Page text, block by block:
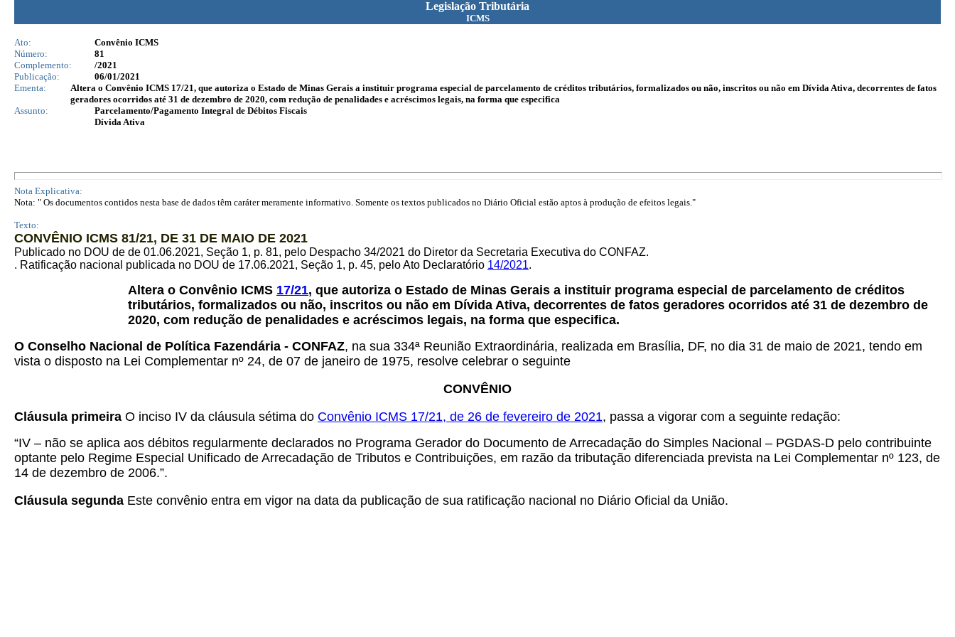
Legislação Tributária
ICMS
Ato:
Convênio ICMS
Número:
81
Complemento:
/2021
Publicação:
06/01/2021
Ementa:
Altera o Convênio ICMS 17/21, que autoriza o Estado de Minas Gerais a instituir programa especial de parcelamento de créditos tributários, formalizados ou não, inscritos ou não em Dívida Ativa, decorrentes de fatos
geradores ocorridos até 31 de dezembro de 2020, com redução de penalidades e acréscimos legais, na forma que especifica
Assunto:
Parcelamento/Pagamento Integral de Débitos Fiscais
Dívida Ativa
Nota Explicativa:
Nota: " Os documentos contidos nesta base de dados têm caráter meramente informativo. Somente os textos publicados no Diário Oficial estão aptos à produção de efeitos legais."
Texto:
CONVÊNIO ICMS 81/21, DE 31 DE MAIO DE 2021
Publicado no DOU de de 01.06.2021, Seção 1, p. 81, pelo Despacho 34/2021 do Diretor da Secretaria Executiva do CONFAZ.
. Ratificação nacional publicada no DOU de 17.06.2021, Seção 1, p. 45, pelo Ato Declaratório 14/2021.
Altera o Convênio ICMS 17/21, que autoriza o Estado de Minas Gerais a instituir programa especial de parcelamento de créditos
tributários, formalizados ou não, inscritos ou não em Dívida Ativa, decorrentes de fatos geradores ocorridos até 31 de dezembro de
2020, com redução de penalidades e acréscimos legais, na forma que especifica.
O Conselho Nacional de Política Fazendária - CONFAZ, na sua 334ª Reunião Extraordinária, realizada em Brasília, DF, no dia 31 de maio de 2021, tendo em
vista o disposto na Lei Complementar nº 24, de 07 de janeiro de 1975, resolve celebrar o seguinte
CONVÊNIO
Cláusula primeira O inciso IV da cláusula sétima do Convênio ICMS 17/21, de 26 de fevereiro de 2021, passa a vigorar com a seguinte redação:
“IV – não se aplica aos débitos regularmente declarados no Programa Gerador do Documento de Arrecadação do Simples Nacional – PGDAS-D pelo contribuinte
optante pelo Regime Especial Unificado de Arrecadação de Tributos e Contribuições, em razão da tributação diferenciada prevista na Lei Complementar nº 123, de
14 de dezembro de 2006.”.
Cláusula segunda Este convênio entra em vigor na data da publicação de sua ratificação nacional no Diário Oficial da União.